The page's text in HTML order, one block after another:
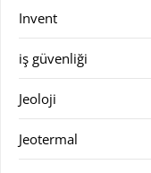
Invent
iş güvenliği
Jeoloji
Jeotermal